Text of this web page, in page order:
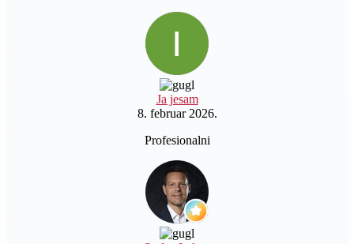
Ja jesam
8. februar 2026.
Profesionalni